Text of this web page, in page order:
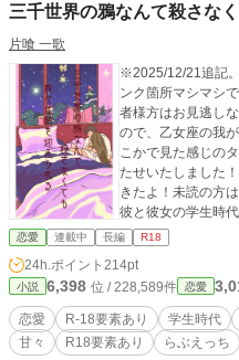
三千世界の鴉なんて殺さな
片喰 一歌
※2025/12/21追記
ンク箇所マシマシ
者様方はお見逃し
ので、乙女座の我
こかで見た感じの
たせいたしました
きたよ！未読の方
彼と彼女の学生時
は、試験前になる
れといった進展は
るまでのお話です
たエピソードもじ
わけさ！ もうこん
かなかったよね！ ※規定の年齢に達していない方の閲覧を固
く禁じます。
恋愛 連載中 長編 R18
24h.ポイント 214pt
小説 6,398 位 / 228,589件 恋愛
恋愛 R-18要素あり 学生時代
甘々
R18要素あり らぶえっち